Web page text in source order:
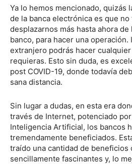
Ya lo hemos mencionado, quizás
de la banca electrónica es que
desplazarnos más hasta ahora
banco, para hacer una
extranjero podrás hacer
requieras. Esto sin duda, es
post COVID-19, donde todavía
sana distancia.
Sin lugar a dudas, en esta era
través de Internet, potenciado
Inteligencia Artificial, los bancos
tremendamente beneficiados.
traído una cantidad de beneficios
sencillamente fascinantes y, lo